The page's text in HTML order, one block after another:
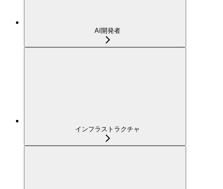
AI開発者
インフラストラクチャ